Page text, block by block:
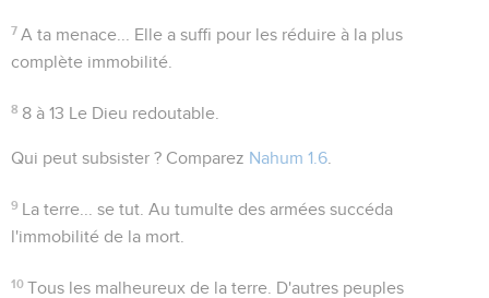
7 A ta menace...
Elle a suffi pour les réduire à la plus
complète immobilité.
8 8 à 13 Le Dieu redoutable.
Qui peut subsister ? Comparez Nahum 1.6
9 La terre... se tut . Au tumulte des armées succéda
l'immobilité de la mort.
10 Tous les malheureux de la terre . D'autres peuples